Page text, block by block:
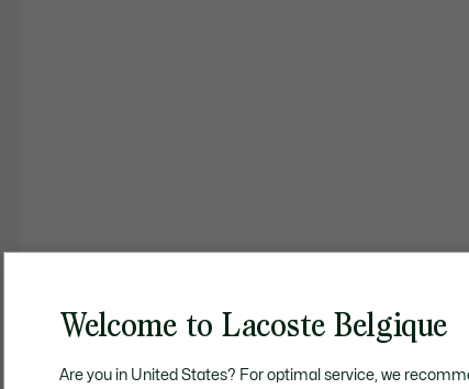
Welcome to Lacoste Belgique
Are you in United States? For optimal service, we